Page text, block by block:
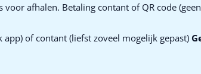
afhalen. Betaling contant of QR code
of contant (liefst zoveel mogelijk gepast)